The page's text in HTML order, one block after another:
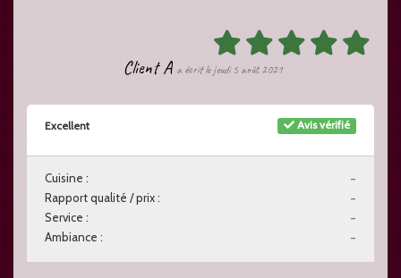
Client A a écrit le jeudi 5 août 2021
Avis vérifié
Excellent
-
Cuisine :
-
Rapport qualité / prix :
-
Service :
-
Ambiance :